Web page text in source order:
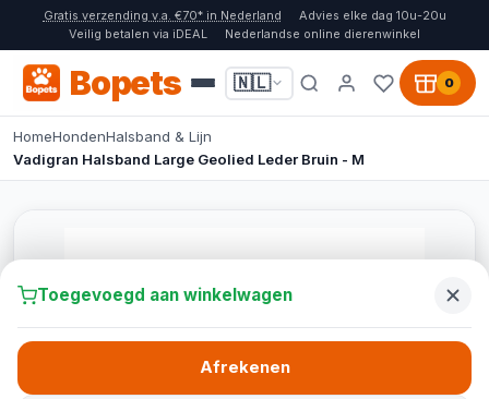
Gratis verzending v.a. €70* in Nederland
Advies elke dag 10u-20u
Veilig betalen via iDEAL
Nederlandse online dierenwinkel
Bopets 🇳🇱 0
HomeHondenHalsband & Lijn
Vadigran Halsband Large Geolied Leder Bruin - M
Toegevoegd aan winkelwagen
Afrekenen